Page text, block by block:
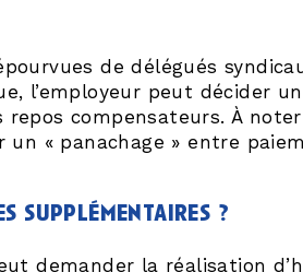
de délégués
l’employeur peut décider
compensateurs. À
« panachage » entre
supplémentaires ?
demander la réalisation